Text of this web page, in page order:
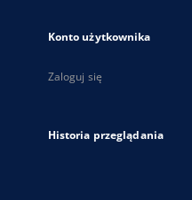
Konto użytkownika
Zaloguj się
Historia przeglądania